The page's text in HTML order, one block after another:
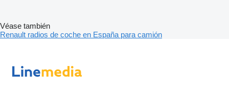
Véase también
Renault radios de coche en España para camión